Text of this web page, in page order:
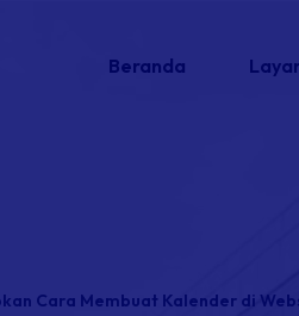
Beranda
Cara Membuat Kalender di